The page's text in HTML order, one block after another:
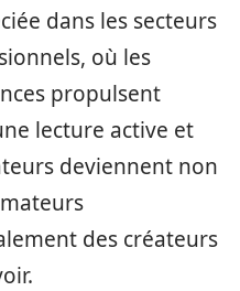
dans les secteurs
où les
propulsent
lecture active et
deviennent non
des créateurs